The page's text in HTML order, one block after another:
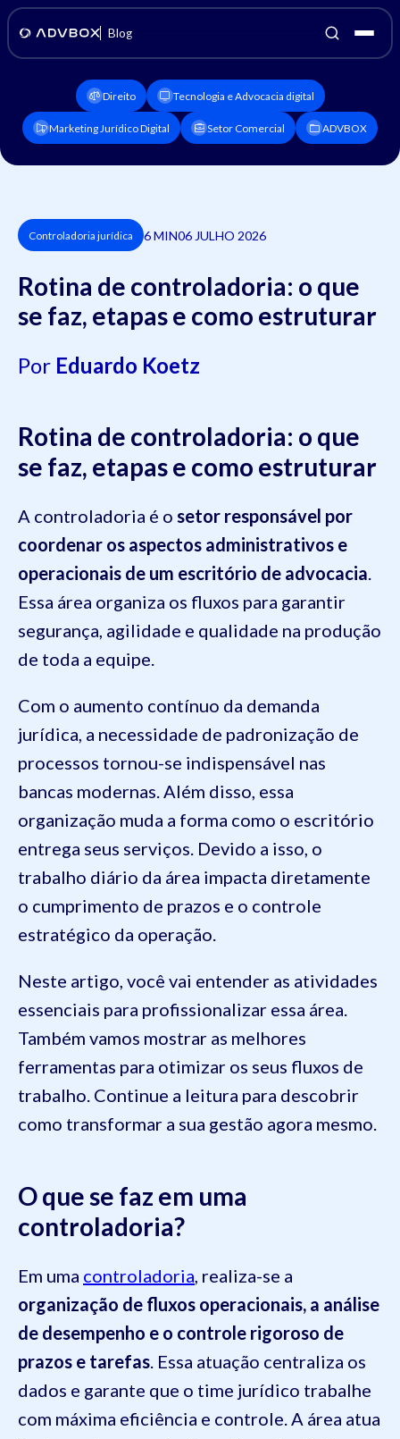
Blog
Direito Tecnologia e Advocacia digital
Marketing Jurídico Digital Setor Comercial ADVBOX
Controladoria jurídica 6 MIN06 JULHO 2026
Rotina de controladoria: o que
se faz, etapas e como estruturar
Por Eduardo Koetz
Rotina de controladoria: o que
se faz, etapas e como estruturar
A controladoria é o setor responsável por
coordenar os aspectos administrativos e
operacionais de um escritório de advocacia.
Essa área organiza os fluxos para garantir
segurança, agilidade e qualidade na produção
de toda a equipe.
Com o aumento contínuo da demanda
jurídica, a necessidade de padronização de
processos tornou-se indispensável nas
bancas modernas. Além disso, essa
organização muda a forma como o escritório
entrega seus serviços. Devido a isso, o
trabalho diário da área impacta diretamente
o cumprimento de prazos e o controle
estratégico da operação.
Neste artigo, você vai entender as atividades
essenciais para profissionalizar essa área.
Também vamos mostrar as melhores
ferramentas para otimizar os seus fluxos de
trabalho. Continue a leitura para descobrir
como transformar a sua gestão agora mesmo.
O que se faz em uma
controladoria?
Em uma controladoria, realiza-se a
organização de fluxos operacionais, a análise
de desempenho e o controle rigoroso de
prazos e tarefas. Essa atuação centraliza os
dados e garante que o time jurídico trabalhe
com máxima eficiência e controle. A área atua